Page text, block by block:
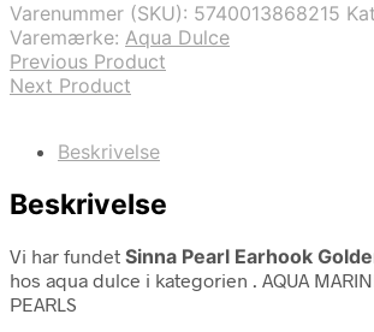
Varenummer (SKU): 5740013868215
Varemærke: Aqua Dulce
Previous Product
Next Product
Beskrivelse
Beskrivelse
Vi har fundet Sinna Pearl Earhook
hos aqua dulce i kategorien . AQUA
PEARLS